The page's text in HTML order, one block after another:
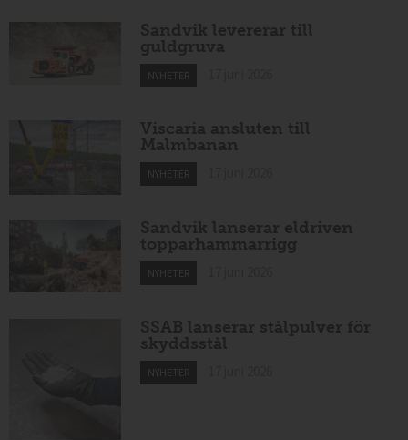
Sandvik levererar till
guldgruva
NYHETER
Viscaria ansluten till
Malmbanan
NYHETER
Sandvik lanserar eldriven
topparhammarrigg
NYHETER
SSAB lanserar stålpulver för
skyddsstål
NYHETER